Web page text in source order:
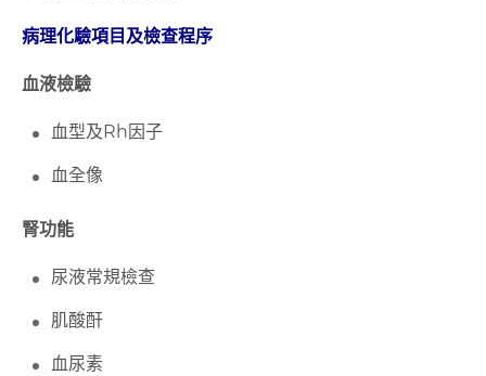
病理化驗項目及檢查程序
血液檢驗
血型及Rh因子
血全像
腎功能
尿液常規檢查
肌酸酐
血尿素